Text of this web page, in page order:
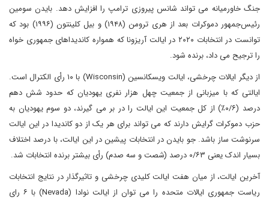
جنگ خاورمیانه می تواند شانس پیروزی ترامپ را افزایش دهد. بایدن سومین
رئیس‌جمهور دموکرات بعد از هری ترومن (۱۹۴۸) و بیل کلینتون (۱۹۹۶) بود که
توانست در انتخابات ۲۰۲۰ در ایالت آریزونا که همواره کاندیداهای جمهوری خواه
را ترجیح می داد، برنده شود.
از دیگر ایالات چرخشی، ایالت ویسکانسین (Wisconsin) با ۱۰ رأی الکترال است.
ایالتی که با میزبانی از جمعیت چهل هزار نفری یهودیان که حدود شش دهم
درصد (۰/۶٪) از کل جمعیت این ایالت را در بر می گیرند، دو سوم یهودیان به
حزب دموکرات گرایش دارند که می تواند برای هر یک از دو کاندیدا در این ایالت
سرنوشت ساز باشد. جو بایدن در انتخابات پیشین در این ایالت، با درصد اختلاف
بسیار اندک یعنی ۰/۶۳ درصد (شصت و سه صدم) رأی بیشتر برنده انتخابات شد.
آخرین ایالت، از میان هفت ایالت کلیدی چرخشی و تاثیرگذار در نتایج انتخابات
ریاست جمهوری ایالات متحده را می توان از ایالت نوادا (Nevada) با ۶ رای